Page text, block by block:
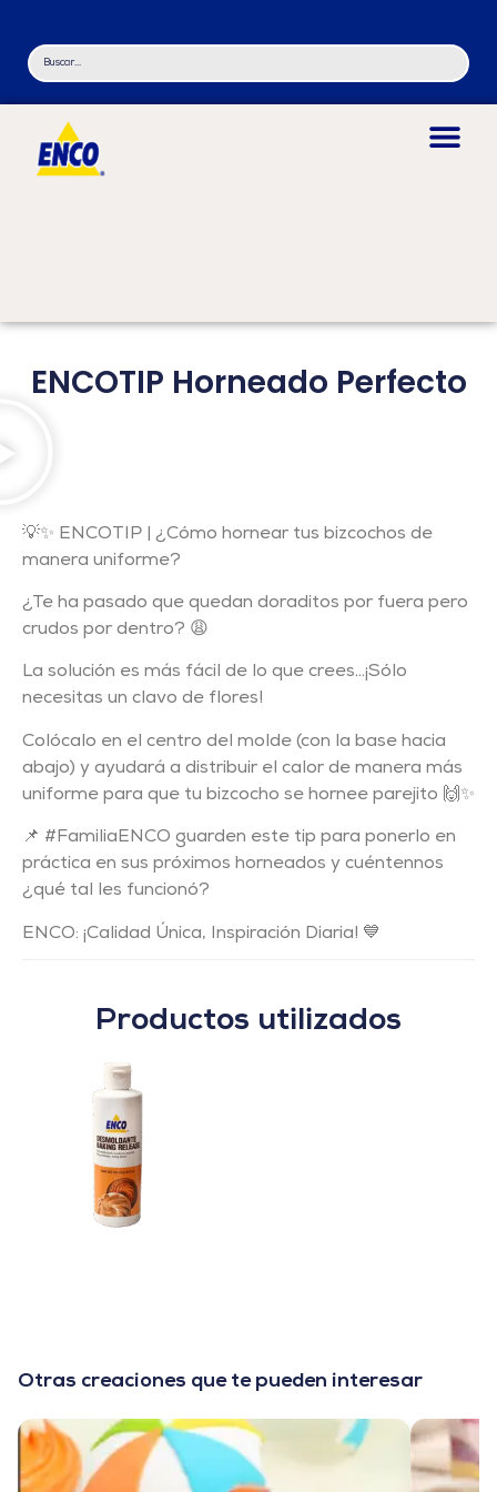
ENCOTIP Horneado Perfecto
💡✨ ENCOTIP | ¿Cómo hornear tus bizcochos de
manera uniforme?
¿Te ha pasado que quedan doraditos por fuera pero
crudos por dentro? 😩
La solución es más fácil de lo que crees…¡Sólo
necesitas un clavo de flores!
Colócalo en el centro del molde (con la base hacia
abajo) y ayudará a distribuir el calor de manera más
uniforme para que tu bizcocho se hornee parejito 🙌✨
📌 #FamiliaENCO guarden este tip para ponerlo en
práctica en sus próximos horneados y cuéntennos
¿qué tal les funcionó?
ENCO: ¡Calidad Única, Inspiración Diaria! 💙
Productos utilizados
Otras creaciones que te pueden interesar